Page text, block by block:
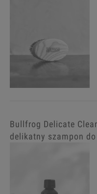
Bullfrog Delicate
delikatny szampon